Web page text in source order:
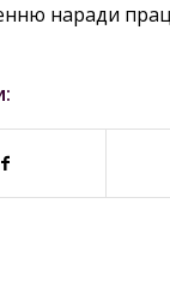
наради